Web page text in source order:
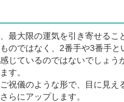
大限の運気を引き寄せるこ
ではなく、2番手や3番手と
じているのではないでしょ
す。
儀のような形で、目に見え
らにアップします。